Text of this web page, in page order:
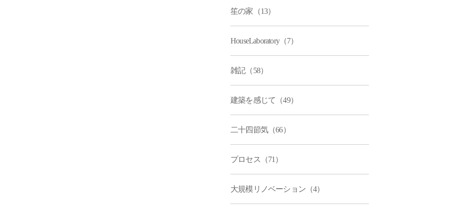
笙の家（13）
HouseLaboratory（7）
雑記（58）
建築を感じて（49）
二十四節気（66）
プロセス（71）
大規模リノベーション（4）